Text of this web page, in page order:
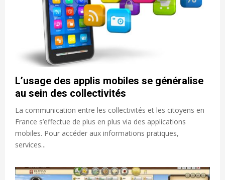
L’usage des applis mobiles se généralise
au sein des collectivités
La communication entre les collectivités et les citoyens en
France s’effectue de plus en plus via des applications
mobiles. Pour accéder aux informations pratiques,
services...